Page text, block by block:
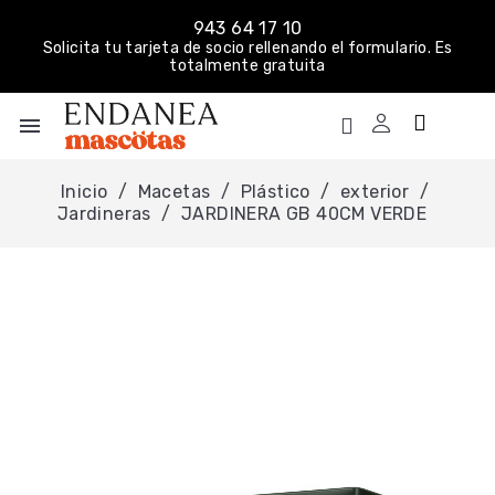
943 64 17 10
Solicita tu tarjeta de socio rellenando el formulario. Es
totalmente gratuita
menu
Inicio Macetas Plástico
exterior
Jardineras
JARDINERA GB 40CM VERDE